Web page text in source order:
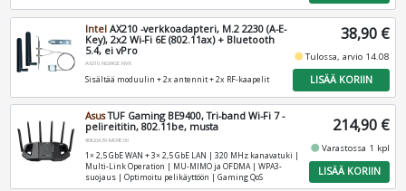
Intel AX210 -verkkoadapteri, M.2 2230 (A-E-
Key), 2x2 Wi-Fi 6E (802.11ax) + Bluetooth
5.4, ei vPro
AX210.NGWGE.NVK
Sisältää moduulin + 2x antennit + 2x RF‑kaapelit
38,90 €
fiber_manual_recordTulossa, arvio 14.08
LISÄÄ KORIIN
AsusTUF Gaming BE9400, Tri-band Wi-Fi 7 -
pelireititin, 802.11be, musta
90IG0A30-MO9C00
1× 2,5 GbE WAN + 3× 2,5 GbE LAN | 320 MHz kanavatuki |
Multi-Link Operation | MU-MIMO ja OFDMA | WPA3-
suojaus | Optimoitu pelikäyttöön | Gaming QoS
214,90 €
fiber_manual_recordVarastossa 1 kpl
LISÄÄ KORIIN